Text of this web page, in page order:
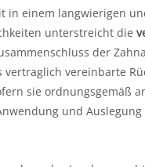
einem langwierigen
unterstreicht die
der
vereinbarte
sie ordnungsgemäß
und